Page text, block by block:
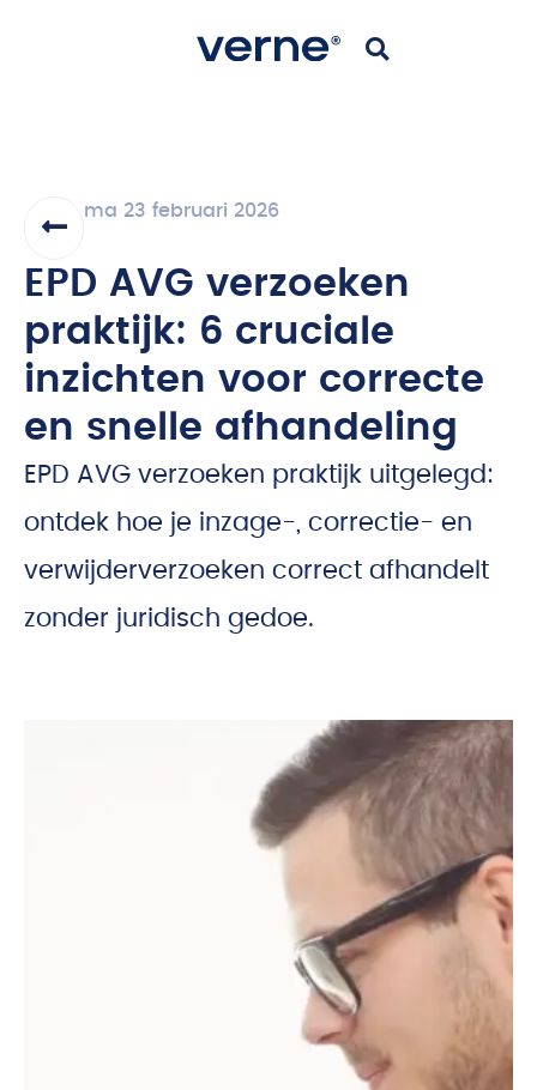
ma 23 februari 2026
EPD AVG verzoeken
praktijk: 6 cruciale
inzichten voor correcte
en snelle afhandeling
EPD AVG verzoeken praktijk uitgelegd:
ontdek hoe je inzage-, correctie- en
verwijderverzoeken correct afhandelt
zonder juridisch gedoe.